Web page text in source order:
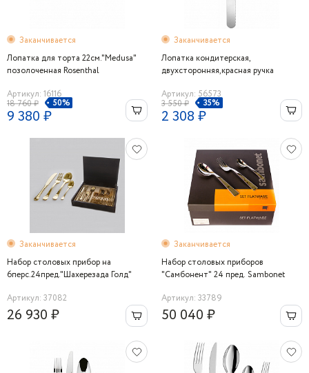
Заканчивается
Лопатка для торта 22см."Medusa"
позолоченная Rosenthal
Артикул: 16116
18 760 ₽
50%
9 380 ₽
Заканчивается
Лопатка кондитерская,
двухсторонняя,красная ручка
Артикул: 56573
3 550 ₽
35%
2 308 ₽
Заканчивается
Набор столовых прибор на
6перс.24пред."Шахерезада Голд"
Артикул: 37082
26 930 ₽
Заканчивается
Набор столовых приборов
"Самбонент" 24 пред. Sambonet
Артикул: 33789
50 040 ₽